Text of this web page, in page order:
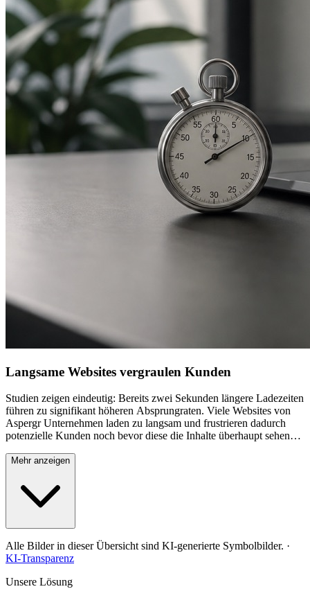
Langsame Websites vergraulen Kunden
Studien zeigen eindeutig: Bereits zwei Sekunden längere Ladezeiten
führen zu signifikant höheren Absprungraten. Viele Websites von
Aspergr Unternehmen laden zu langsam und frustrieren dadurch
potenzielle Kunden noch bevor diese die Inhalte überhaupt sehen
Nutzererfahrung, sondern wird auch von Google negativ bewertet
Welt haben Nutzer keine Geduld für träge Websites. Jede
verschenkte Sekunde Ladezeit kostet bares Geld in Form von
verlorenen Kunden und reduzierten Conversions. Moderne,
Mehr anzeigen
Alle Bilder in dieser Übersicht sind KI-generierte Symbolbilder. ·
KI-Transparenz
Unsere Lösung